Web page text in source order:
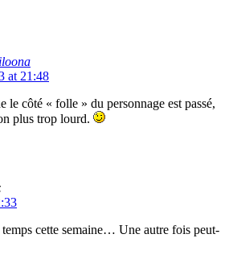
at 21:48
le côté « folle » du personnage est passé,
plus trop lourd.
cette semaine… Une autre fois peut-